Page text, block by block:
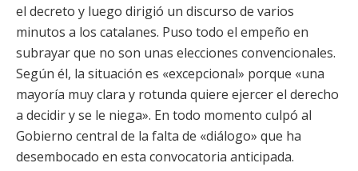
el decreto y luego dirigió un discurso de varios
minutos a los catalanes. Puso todo el empeño en
subrayar que no son unas elecciones convencionales.
Según él, la situación es «excepcional» porque «una
mayoría muy clara y rotunda quiere ejercer el derecho
a decidir y se le niega». En todo momento culpó al
Gobierno central de la falta de «diálogo» que ha
desembocado en esta convocatoria anticipada.